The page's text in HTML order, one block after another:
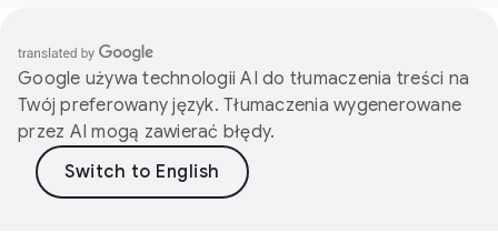
Google używa technologii AI do tłumaczenia treści na
Twój preferowany język. Tłumaczenia wygenerowane
przez AI mogą zawierać błędy.